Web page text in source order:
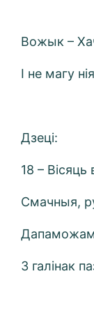
Вожык –
І не магу
Дзеці:
18 –
Смачныя,
З галінак